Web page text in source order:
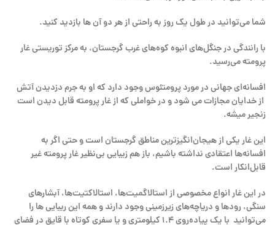
شما می‌توانید در طول یک روز به راحتی از هر دو آن ها بازدید کنید.
با رانندگی در جنگل‌های انبوه کوه‌های غرب گرجستان، به مرکز توریستی غار
پرومته می‌رسید.
افسانه‌ای جهانی در مورد پرومتئوس وجود دارد که او به جرم دزدیدن آتش
از خدایان مجازات می شود و در خواملی که از غار پرومته قابل دیدن است
زنجیر میشه.
این غار یکی از هیجان‌انگیزترین مناطق گرجستان است و حتی اگر به
افسانه‌ها اعتقادی نداشته باشیم، باز هم زیبایی بی‌نظیر غار پرومته غیر
قابل‌انکار است.
در این غار انواع مخصوصی از استالاگمیت‌ها، استالاکتیت‌ها، آبشارهای
سنگی، رودها و دریاچه‌های زیرزمینی وجود دارند و همه این‌ ریبایی ها را
می‌توانید با یک پیاده‌روی 1.4 کیلومتری و یا سفری کوتاه با قایق در فضای